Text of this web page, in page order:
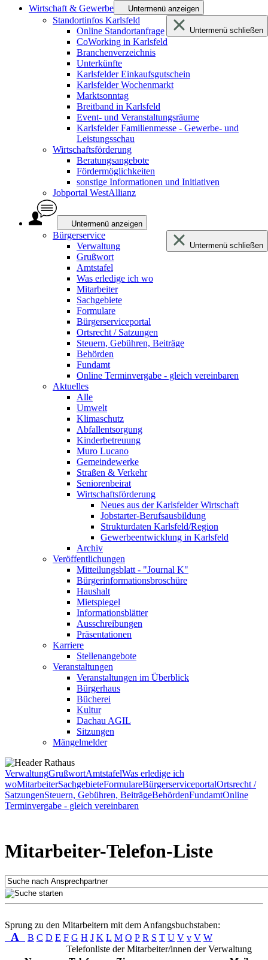
Wirtschaft & Gewerbe
Untermenü anzeigen
Untermenü schließen
Standortinfos Karlsfeld
Online Standortanfrage
CoWorking in Karlsfeld
Branchenverzeichnis
Unterkünfte
Karlsfelder Einkaufsgutschein
Karlsfelder Wochenmarkt
Marktsonntag
Breitband in Karlsfeld
Event- und Veranstaltungsräume
Karlsfelder Familienmesse - Gewerbe- und
Leistungsschau
Wirtschaftsförderung
Beratungsangebote
Fördermöglichkeiten
sonstige Informationen und Initiativen
Jobportal WestAllianz
Untermenü anzeigen
Untermenü schließen
Bürgerservice
Verwaltung
Grußwort
Amtstafel
Was erledige ich wo
Mitarbeiter
Sachgebiete
Formulare
Bürgerserviceportal
Ortsrecht / Satzungen
Steuern, Gebühren, Beiträge
Behörden
Fundamt
Online Terminvergabe - gleich vereinbaren
Aktuelles
Alle
Umwelt
Klimaschutz
Abfallentsorgung
Kinderbetreuung
Muro Lucano
Gemeindewerke
Straßen & Verkehr
Seniorenbeirat
Wirtschaftsförderung
Neues aus der Karlsfelder Wirtschaft
Jobstarter-Berufsausbildung
Strukturdaten Karlsfeld/Region
Gewerbeentwicklung in Karlsfeld
Archiv
Veröffentlichungen
Mitteilungsblatt - "Journal K"
Bürgerinformationsbroschüre
Haushalt
Mietspiegel
Informationsblätter
Ausschreibungen
Präsentationen
Karriere
Stellenangebote
Veranstaltungen
Veranstaltungen im Überblick
Bürgerhaus
Bücherei
Kultur
Dachau AGIL
Sitzungen
Mängelmelder
VerwaltungGrußwortAmtstafelWas erledige ich
woMitarbeiterSachgebieteFormulareBürgerserviceportalOrtsrecht /
SatzungenSteuern, Gebühren, BeiträgeBehördenFundamtOnline
Terminvergabe - gleich vereinbaren
Mitarbeiter-Telefon-Liste
Sprung zu den Mitarbeitern mit dem Anfangsbuchstaben:
A B C D E F G H J K L M O P R S T U V v V W
Telefonliste der Mitarbeiter/innen der Verwaltung